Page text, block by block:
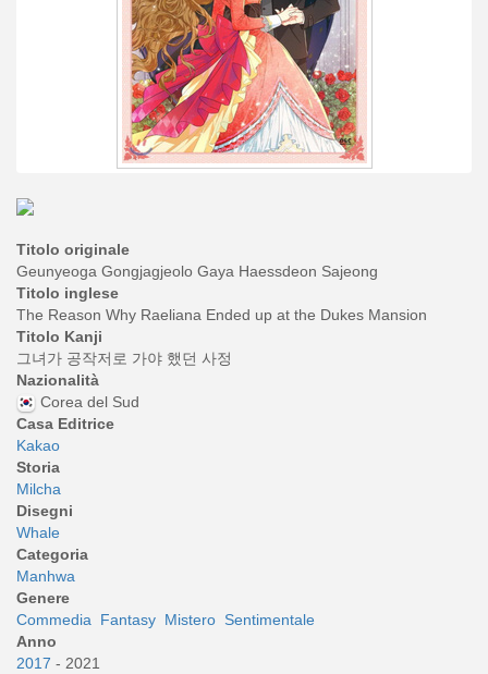
Titolo originale
Geunyeoga Gongjagjeolo Gaya Haessdeon Sajeong
Titolo inglese
The Reason Why Raeliana Ended up at the Dukes Mansion
Titolo Kanji
그녀가 공작저로 가야 했던 사정
Nazionalità
Corea del Sud
Casa Editrice
Kakao
Storia
Milcha
Disegni
Whale
Categoria
Manhwa
Genere
Commedia Fantasy Mistero Sentimentale
Anno
2017 - 2021